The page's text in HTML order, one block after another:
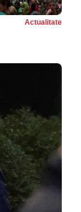
Actualitate